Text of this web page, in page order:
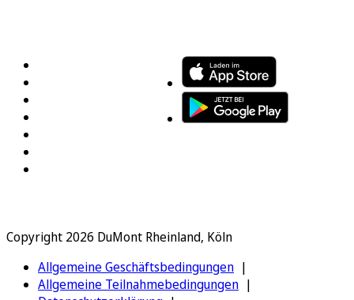
Copyright 2026 DuMont Rheinland, Köln
Allgemeine Geschäftsbedingungen
Allgemeine Teilnahmebedingungen